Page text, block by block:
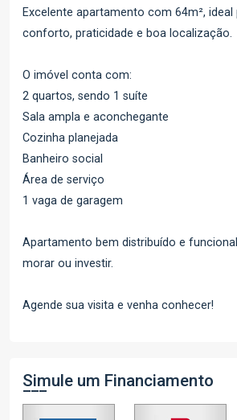
Excelente apartamento com 64m²,
conforto, praticidade e boa localização.
O imóvel conta com:
2 quartos, sendo 1 suíte
Sala ampla e aconchegante
Cozinha planejada
Banheiro social
Área de serviço
1 vaga de garagem
Apartamento bem distribuído e
morar ou investir.
Agende sua visita e venha conhecer!
Simule um Financiamento